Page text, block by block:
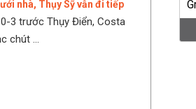
nhà, Thụy Sỹ vẫn đi tiếp
3 trước Thụy Điển, Costa
chút ...